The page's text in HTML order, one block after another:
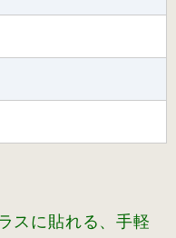
スに貼れる、手軽